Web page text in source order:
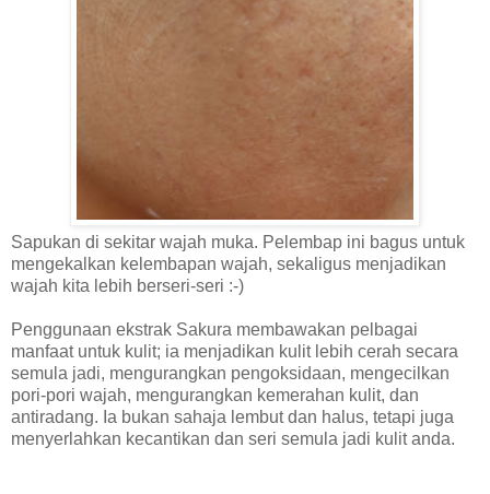
Sapukan di sekitar wajah muka. Pelembap ini bagus untuk
mengekalkan kelembapan wajah, sekaligus menjadikan
wajah kita lebih berseri-seri :-)
Penggunaan ekstrak Sakura membawakan pelbagai
manfaat untuk kulit; ia menjadikan kulit lebih cerah secara
semula jadi, mengurangkan pengoksidaan, mengecilkan
pori-pori wajah, mengurangkan kemerahan kulit, dan
antiradang. Ia bukan sahaja lembut dan halus, tetapi juga
menyerlahkan kecantikan dan seri semula jadi kulit anda.